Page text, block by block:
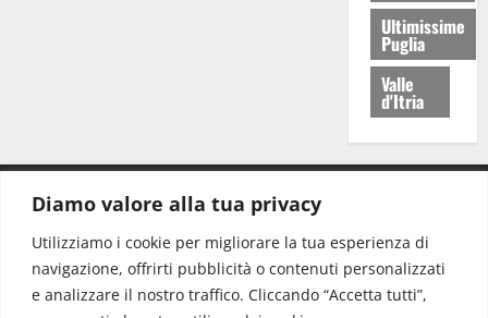
Diamo valore alla tua privacy
Utilizziamo i cookie per migliorare la tua esperienza di
navigazione, offrirti pubblicità o contenuti personalizzati
e analizzare il nostro traffico. Cliccando “Accetta tutti”,
Ultimissime
Puglia
Valle
d'Itria
Redazione: redazione@www.martinasera.it
Direttore:direttore@www.martinasera.it